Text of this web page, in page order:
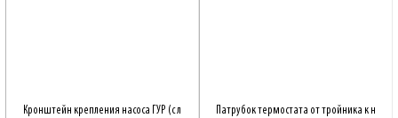
Кронштейн крепления насоса ГУР (с л
Патрубок термостата от тройника к н